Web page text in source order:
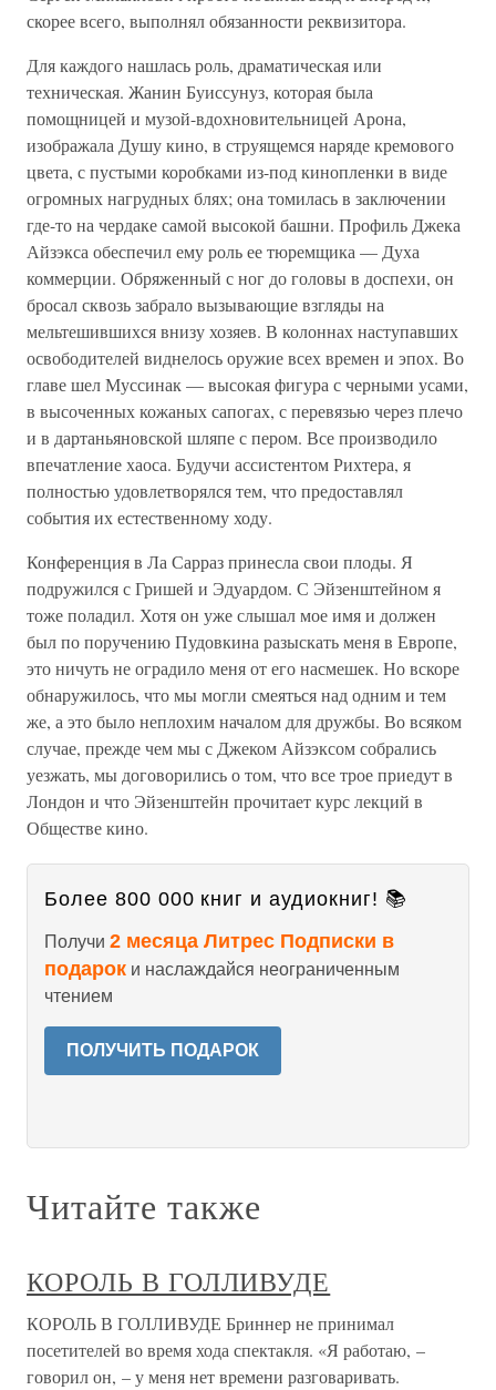
скорее всего, выполнял обязанности реквизитора.
Для каждого нашлась роль, драматическая или
техническая. Жанин Буиссунуз, которая была
помощницей и музой-вдохновительницей Арона,
изображала Душу кино, в струящемся наряде кремового
цвета, с пустыми коробками из-под кинопленки в виде
огромных нагрудных блях; она томилась в заключении
где-то на чердаке самой высокой башни. Профиль Джека
Айзэкса обеспечил ему роль ее тюремщика — Духа
коммерции. Обряженный с ног до головы в доспехи, он
бросал сквозь забрало вызывающие взгляды на
мельтешившихся внизу хозяев. В колоннах наступавших
освободителей виднелось оружие всех времен и эпох. Во
главе шел Муссинак — высокая фигура с черными усами,
в высоченных кожаных сапогах, с перевязью через плечо
и в дартаньяновской шляпе с пером. Все производило
впечатление хаоса. Будучи ассистентом Рихтера, я
полностью удовлетворялся тем, что предоставлял
события их естественному ходу.
Конференция в Ла Сарраз принесла свои плоды. Я
подружился с Гришей и Эдуардом. С Эйзенштейном я
тоже поладил. Хотя он уже слышал мое имя и должен
был по поручению Пудовкина разыскать меня в Европе,
это ничуть не оградило меня от его насмешек. Но вскоре
обнаружилось, что мы могли смеяться над одним и тем
же, а это было неплохим началом для дружбы. Во всяком
случае, прежде чем мы с Джеком Айзэксом собрались
уезжать, мы договорились о том, что все трое приедут в
Лондон и что Эйзенштейн прочитает курс лекций в
Обществе кино.
Более 800 000 книг и аудиокниг! 📚
Получи 2 месяца Литрес Подписки в
подарок и наслаждайся неограниченным
чтением
ПОЛУЧИТЬ ПОДАРОК
Читайте также
КОРОЛЬ В ГОЛЛИВУДЕ
КОРОЛЬ В ГОЛЛИВУДЕ Бриннер не принимал
посетителей во время хода спектакля. «Я работаю, –
говорил он, – у меня нет времени разговаривать.